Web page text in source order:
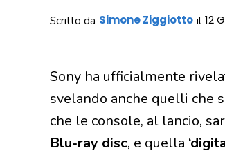
Scritto da Simone Ziggiotto il 12
Sony ha ufficialmente
svelando anche quelli che
che le console, al lancio,
Blu-ray disc, e quella